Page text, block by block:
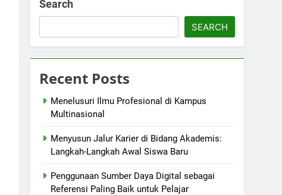
Search
SEARCH
Recent Posts
Menelusuri Ilmu Profesional di Kampus
Multinasional
Menyusun Jalur Karier di Bidang Akademis:
Langkah-Langkah Awal Siswa Baru
Penggunaan Sumber Daya Digital sebagai
Referensi Paling Baik untuk Pelajar